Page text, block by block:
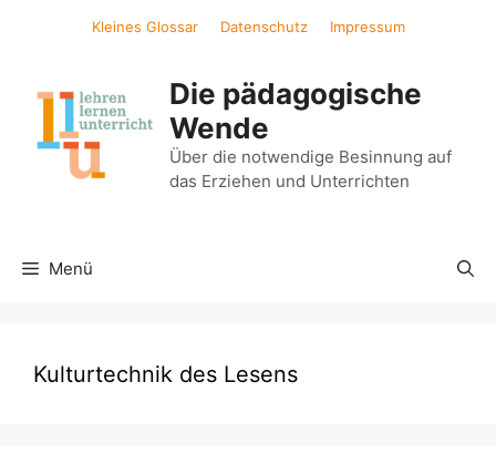
Kleines Glossar Datenschutz Impressum
Die pädagogische
Wende
Über die notwendige Besinnung auf
das Erziehen und Unterrichten
Menü
Kulturtechnik des Lesens